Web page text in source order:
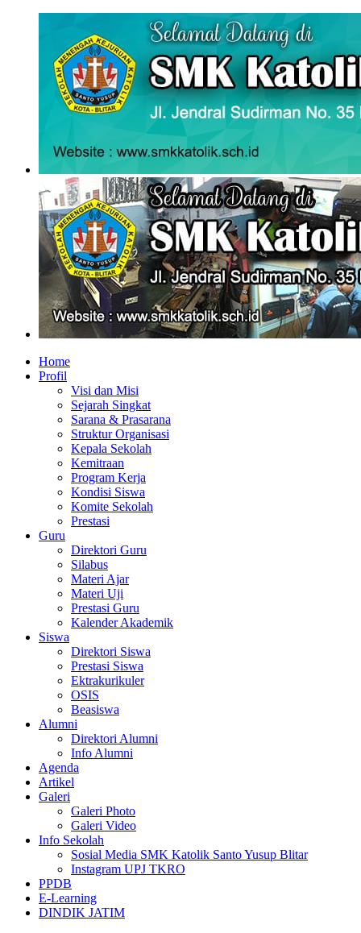
Home
Profil
Visi dan Misi
Sejarah Singkat
Sarana & Prasarana
Struktur Organisasi
Kepala Sekolah
Kemitraan
Program Kerja
Kondisi Siswa
Komite Sekolah
Prestasi
Guru
Direktori Guru
Silabus
Materi Ajar
Materi Uji
Prestasi Guru
Kalender Akademik
Siswa
Direktori Siswa
Prestasi Siswa
Ektrakurikuler
OSIS
Beasiswa
Alumni
Direktori Alumni
Info Alumni
Agenda
Artikel
Galeri
Galeri Photo
Galeri Video
Info Sekolah
Sosial Media SMK Katolik Santo Yusup Blitar
Instagram UPJ TKRO
PPDB
E-Learning
DINDIK JATIM